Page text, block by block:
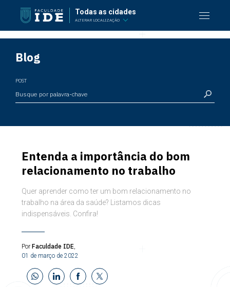
Todas as cidades
ALTERAR LOCALIZAÇÃO
Blog
POST
Entenda a importância do bom
relacionamento no trabalho
Quer aprender como ter um bom relacionamento no
trabalho na área da saúde? Listamos dicas
indispensáveis. Confira!
Por Faculdade IDE,
01 de março de 2022